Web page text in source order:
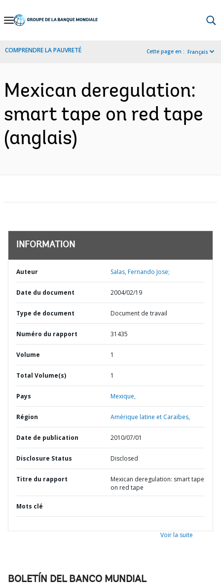
Skip
Navigation
COMPRENDRE LA PAUVRETÉ Cette page en : Français
Mexican deregulation:
smart tape on red tape
(anglais)
INFORMATION
Auteur Salas, Fernando Jose;
Date du document 2004/02/19
Type de document Document de travail
Numéro du rapport 31435
Volume 1
Total Volume(s) 1
Pays Mexique,
Région Amérique latine et Caraïbes,
Date de publication 2010/07/01
Disclosure Status Disclosed
Titre du rapport
Mexican deregulation: smart tape
on red tape
Mots clé
Voir la suite
BOLETÍN DEL BANCO MUNDIAL